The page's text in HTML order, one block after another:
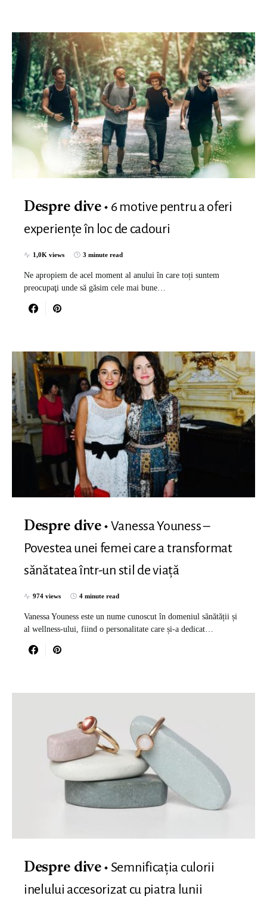
Despre dive
6 motive pentru a oferi
experiențe în loc de cadouri
1,0K views 3 minute read
Ne apropiem de acel moment al anului în care toți suntem
preocupaţi unde să găsim cele mai bune…
Despre dive
Vanessa Youness –
Povestea unei femei care a transformat
sănătatea într-un stil de viață
974 views 4 minute read
Vanessa Youness este un nume cunoscut în domeniul sănătății și
al wellness-ului, fiind o personalitate care și-a dedicat…
Despre dive
Semnificația culorii
inelului accesorizat cu piatra lunii